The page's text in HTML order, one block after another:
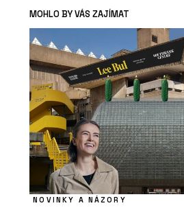
MOHLO BY VÁS ZAJÍMAT
NOVINKY A NÁZORY